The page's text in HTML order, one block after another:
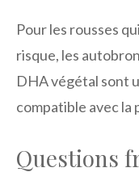
Pour les rousses
risque, les
DHA végétal sont
compatible avec la
Questions